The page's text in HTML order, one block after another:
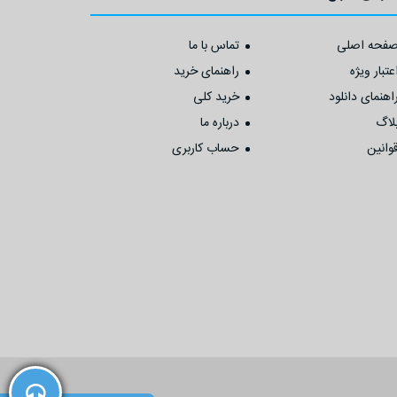
صفحه اصلی
تماس با ما
اعتبار ویژه
راهنمای خرید
راهنمای دانلود
خرید کلی
درباره ما
قوانین
حساب کاربری